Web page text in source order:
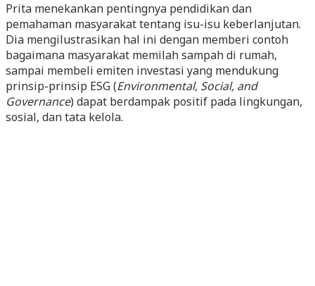
Prita menekankan pentingnya pendidikan dan
pemahaman masyarakat tentang isu-isu keberlanjutan.
Dia mengilustrasikan hal ini dengan memberi contoh
bagaimana masyarakat memilah sampah di rumah,
sampai membeli emiten investasi yang mendukung
prinsip-prinsip ESG (Environmental, Social, and
Governance) dapat berdampak positif pada lingkungan,
sosial, dan tata kelola.